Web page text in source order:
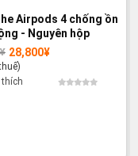
Airpods 4 chống ồn
- Nguyên hộp
¥ 28,800¥
thích